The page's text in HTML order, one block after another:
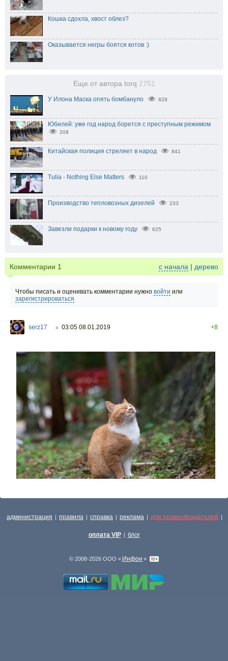
Кошка сдохла, хвост облез?
Оказывается негры боятся котов :)
Еще от автора torq 2751
У Илона Маска опять бомбануло 829
Юбилей: уже год народ борется с преступным режимом
209
Китайская полиция стреляет в народ 841
Tulia - Nothing Else Matters 110
Производство тепловозных дизелей 233
Завезли подарки к новому году 625
Комментарии 1 с начала | дерево
Чтобы писать и оценивать комментарии нужно войти или
зарегистрироваться
serz17 ○ 03:05 08.01.2019 +8
администрация | правила | справка | реклама | для правообладателей |
оплата VIP | блог
© 2008-2026 ООО « Инфон »